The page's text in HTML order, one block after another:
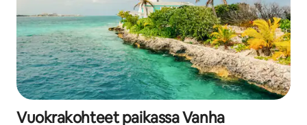
Vuokrakohteet paikassa Vanha